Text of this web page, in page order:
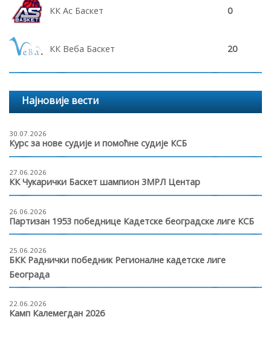
КК Ас Баскет 0
КК Веба Баскет 20
Најновије вести
30.07.2026
Курс за нове судије и помоћне судије КСБ
27.06.2026
КК Чукарички Баскет шампион 3МРЛ Центар
26.06.2026
Партизан 1953 победнице Кадетске београдске лиге КСБ
25.06.2026
БКК Раднички победник Регионалне кадетске лиге
Београда
22.06.2026
Камп Калемегдан 2026